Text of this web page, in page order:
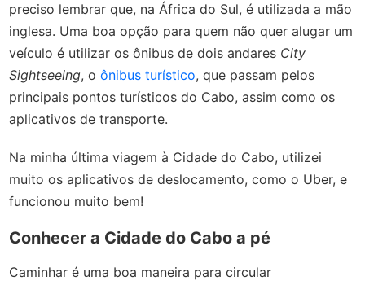
preciso lembrar que, na África do Sul, é utilizada a mão
inglesa. Uma boa opção para quem não quer alugar um
veículo é utilizar os ônibus de dois andares City
Sightseeing, oônibus turístico, que passam pelos
principais pontos turísticos do Cabo, assim como os
aplicativos de transporte.
Na minha última viagem à Cidade do Cabo, utilizei
muito os aplicativos de deslocamento, como o Uber, e
funcionou muito bem!
Conhecer a Cidade do Cabo a pé
Caminhar é uma boa maneira para circular